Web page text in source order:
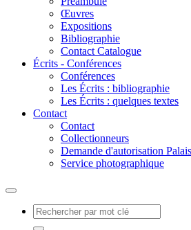
Œuvres
Expositions
Bibliographie
Contact Catalogue
Écrits - Conférences
Conférences
Les Écrits : bibliographie
Les Écrits : quelques textes
Contact
Contact
Collectionneurs
Demande d'autorisation
Service photographique